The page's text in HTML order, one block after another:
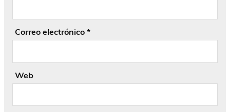
Correo electrónico *
Web